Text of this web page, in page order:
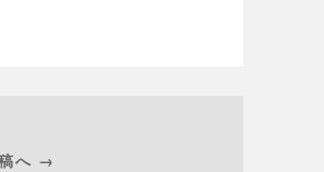
へ →